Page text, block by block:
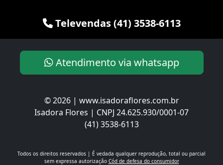
Televendas (41) 3538-6113
Atendimento via whatsapp
© 2026 | www.isadoraflores.com.br
Isadora Flores | CNPJ 24.625.930/0001-07
(41) 3538-6113
Todos os direitos reservados | É vedada qualquer reprodução, total ou parcial
sem expressa autorização Cód de defesa do consumidor